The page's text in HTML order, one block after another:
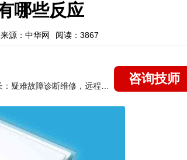
哪些反应
来源：中华网 阅读：3867
咨询技师